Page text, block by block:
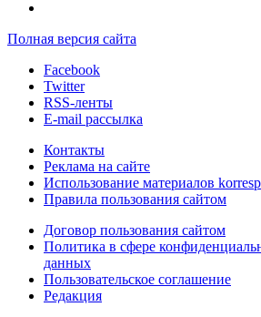
Полная версия сайта
Facebook
Twitter
RSS-ленты
E-mail рассылка
Контакты
Реклама на сайте
Использование материалов
Правила пользования сайтом
Договор пользования сайтом
Политика в сфере
данных
Пользовательское соглашение
Редакция